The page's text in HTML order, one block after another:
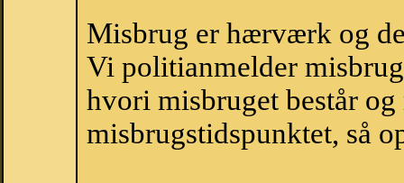
Misbrug er hærværk og
Vi politianmelder
hvori misbruget består
misbrugstidspunktet, så